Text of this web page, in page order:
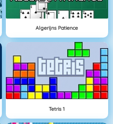
Algerijns Patience
Tetris 1